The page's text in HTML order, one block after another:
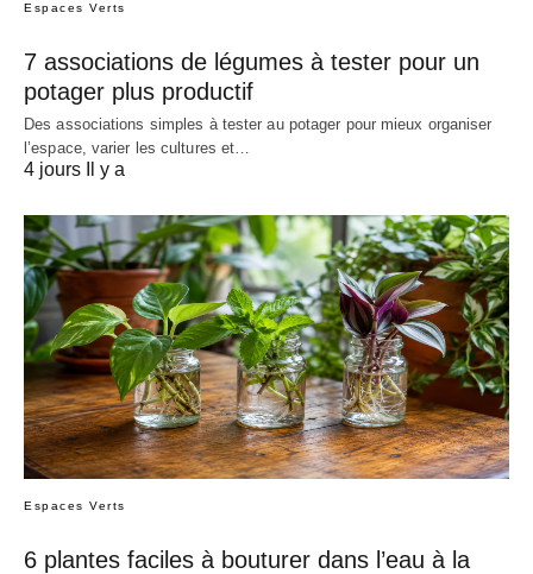
Espaces Verts
7 associations de légumes à tester pour un
potager plus productif
Des associations simples à tester au potager pour mieux organiser
l’espace, varier les cultures et…
4 jours Il y a
Espaces Verts
6 plantes faciles à bouturer dans l’eau à la